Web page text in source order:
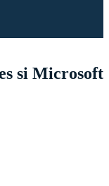
si Microsoft